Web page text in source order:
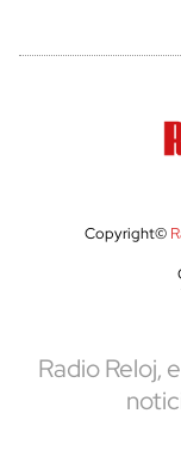
Copyright©
Radio Reloj,